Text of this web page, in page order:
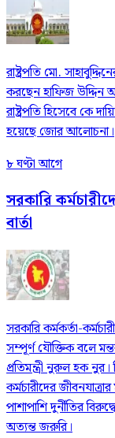
রাষ্ট্রপতি মো.
করছেন হাফিজ উদ্দিন
রাষ্ট্রপতি হিসেবে কে
হয়েছে জোর আলোচনা।
৮ ঘণ্টা আগে
সরকারি
বার্তা
সরকারি কর্মকর্তা-
সম্পূর্ণ যৌক্তিক বলে
প্রতিমন্ত্রী নুরুল হক
কর্মচারীদের
পাশাপাশি দুর্নীতির
অত্যন্ত জরুরি।